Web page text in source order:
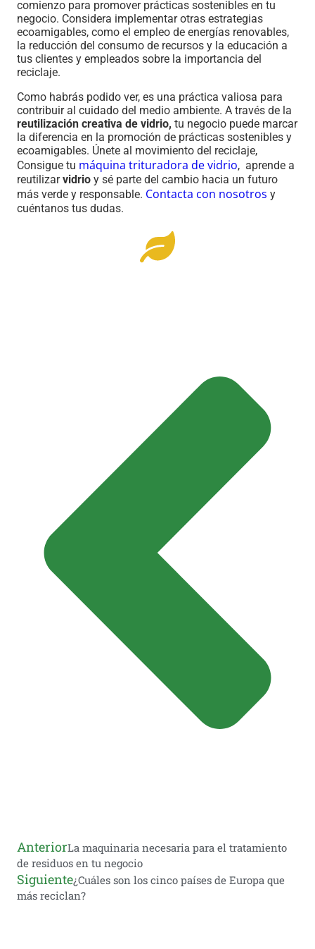
comienzo para promover prácticas sostenibles en tu
negocio. Considera implementar otras estrategias
ecoamigables, como el empleo de energías renovables,
la reducción del consumo de recursos y la educación a
tus clientes y empleados sobre la importancia del
reciclaje.
Como habrás podido ver, es una práctica valiosa para
contribuir al cuidado del medio ambiente. A través de la
reutilización creativa de vidrio, tu negocio puede marcar
la diferencia en la promoción de prácticas sostenibles y
ecoamigables. Únete al movimiento del reciclaje,
Consigue tu máquina trituradora de vidrio, aprende a
reutilizarvidrio y sé parte del cambio hacia un futuro
más verde y responsable. Contacta con nosotros y
cuéntanos tus dudas.
AnteriorLa maquinaria necesaria para el tratamiento
de residuos en tu negocio
Siguiente¿Cuáles son los cinco países de Europa que
más reciclan?